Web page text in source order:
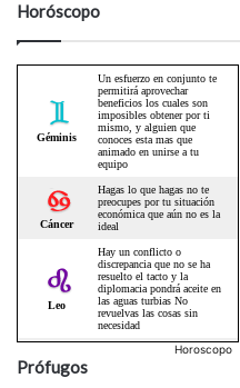
Horóscopo
Horoscopo
Prófugos